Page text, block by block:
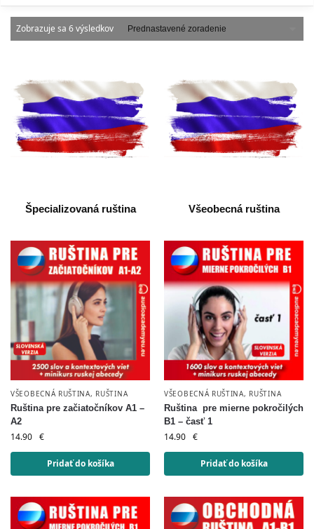
Zobrazuje sa 6 výsledkov
Špecializovaná ruština Všeobecná ruština
VŠEOBECNÁ RUŠTINA, RUŠTINA
Ruština pre začiatočníkov A1 –
A2
14.90 €
Pridať do košíka
VŠEOBECNÁ RUŠTINA, RUŠTINA
Ruština pre mierne pokročilých
B1 – časť 1
14.90 €
Pridať do košíka